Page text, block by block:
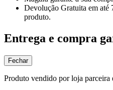
Devolução Gratuita em até
produto.
Entrega e compra
Fechar
Produto vendido por loja parceira